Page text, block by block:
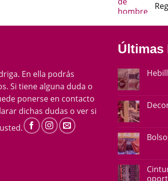
En ella podrás
Si tiene alguna duda o
ponerse en contacto
dichas dudas o ver si
Últimas